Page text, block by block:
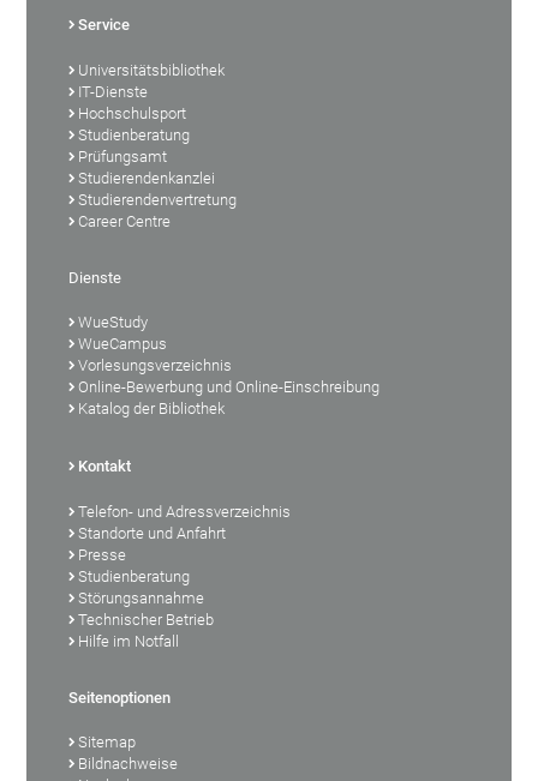
Service
Universitätsbibliothek
IT-Dienste
Hochschulsport
Studienberatung
Prüfungsamt
Studierendenkanzlei
Studierendenvertretung
Career Centre
Dienste
WueStudy
WueCampus
Vorlesungsverzeichnis
Online-Bewerbung und Online-Einschreibung
Katalog der Bibliothek
Kontakt
Telefon- und Adressverzeichnis
Standorte und Anfahrt
Presse
Studienberatung
Störungsannahme
Technischer Betrieb
Hilfe im Notfall
Seitenoptionen
Sitemap
Bildnachweise